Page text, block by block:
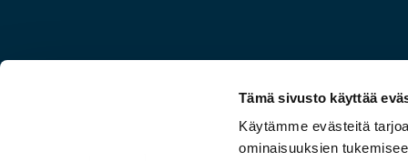
Tämä sivusto käyttää
Käytämme evästeitä
ominaisuuksien